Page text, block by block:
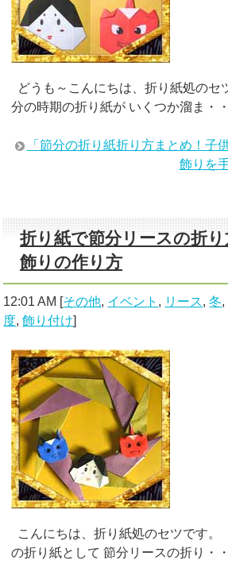
どうも～こんにちは、折り紙処の
分の時期の折り紙が いくつか溜ま・
「節分の折り紙折り方まとめ！子
飾りを
折り紙で節分リースの折
飾りの作り方
12:01 AM [その他, イベント , リース,冬,
度,飾り付け]
こんにちは、折り紙処のセツです
の折り紙として 節分リースの折り・